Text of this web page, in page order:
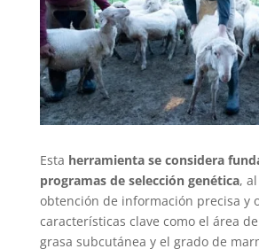
Esta herramienta se considera
programas de selección genética,
obtención de información precisa y
características clave como el área
grasa subcutánea y el grado de